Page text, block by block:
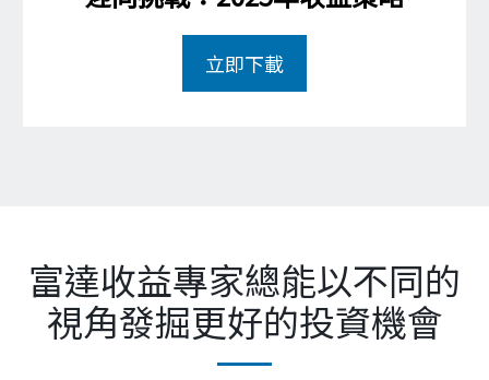
富達收益專家總能以不同的
視角發掘更好的投資機會